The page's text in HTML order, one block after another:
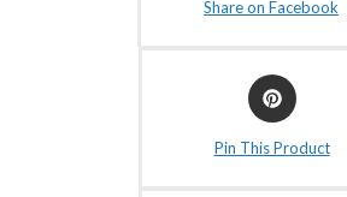
Share on Facebook
Pin This Product